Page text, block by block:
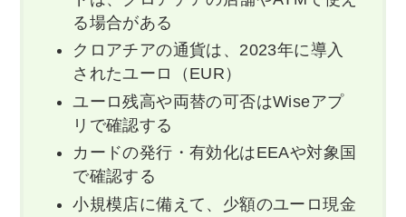
る場合がある
クロアチアの通貨は、2023年に導入
されたユーロ（EUR）
ユーロ残高や両替の可否はWiseアプ
リで確認する
カードの発行・有効化はEEAや対象国
で確認する
小規模店に備えて、少額のユーロ現金